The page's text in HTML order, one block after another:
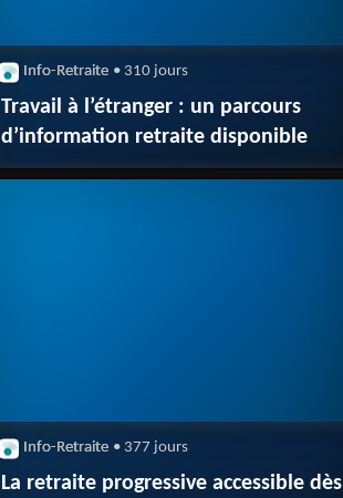
Info-Retraite • 310 jours
Travail à l’étranger : un parcours
d’information retraite disponible
Info-Retraite • 377 jours
La retraite progressive accessible dès